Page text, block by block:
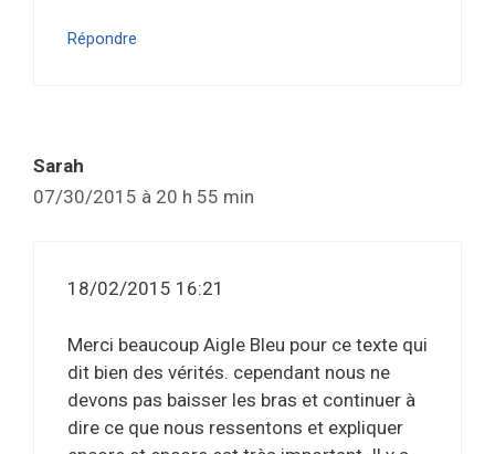
Répondre
Sarah
07/30/2015 à 20 h 55 min
18/02/2015 16:21
Merci beaucoup Aigle Bleu pour ce texte qui
dit bien des vérités. cependant nous ne
devons pas baisser les bras et continuer à
dire ce que nous ressentons et expliquer